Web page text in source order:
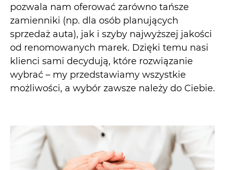
pozwala nam oferować zarówno tańsze
zamienniki (np. dla osób planujących
sprzedaż auta), jak i szyby najwyższej jakości
od renomowanych marek. Dzięki temu nasi
klienci sami decydują, które rozwiązanie
wybrać – my przedstawiamy wszystkie
możliwości, a wybór zawsze należy do Ciebie.